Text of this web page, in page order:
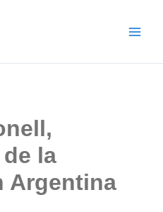
la
Argentina